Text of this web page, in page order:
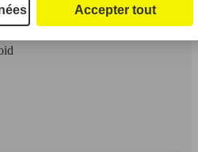
Accepter tout